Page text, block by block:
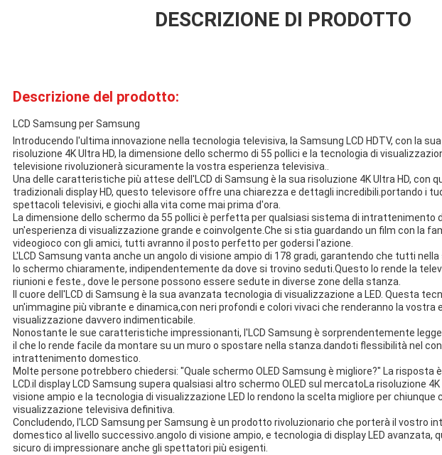
DESCRIZIONE DI PRODOTTO
Descrizione del prodotto:
LCD Samsung per Samsung
Introducendo l'ultima innovazione nella tecnologia televisiva, la Samsung LCD HDTV, con la
risoluzione 4K Ultra HD, la dimensione dello schermo di 55 pollici e la tecnologia di
televisione rivoluzionerà sicuramente la vostra esperienza televisiva..
Una delle caratteristiche più attese dell'LCD di Samsung è la sua risoluzione 4K Ultra HD, con
tradizionali display HD, questo televisore offre una chiarezza e dettagli incredibili.portando i
spettacoli televisivi, e giochi alla vita come mai prima d'ora.
La dimensione dello schermo da 55 pollici è perfetta per qualsiasi sistema di intrattenimento
un'esperienza di visualizzazione grande e coinvolgente.Che si stia guardando un film con la
videogioco con gli amici, tutti avranno il posto perfetto per godersi l'azione.
L'LCD Samsung vanta anche un angolo di visione ampio di 178 gradi, garantendo che tutti
lo schermo chiaramente, indipendentemente da dove si trovino seduti.Questo lo rende la
riunioni e feste., dove le persone possono essere sedute in diverse zone della stanza.
Il cuore dell'LCD di Samsung è la sua avanzata tecnologia di visualizzazione a LED. Questa
un'immagine più vibrante e dinamica,con neri profondi e colori vivaci che renderanno la vostra
visualizzazione davvero indimenticabile.
Nonostante le sue caratteristiche impressionanti, l'LCD Samsung è sorprendentemente
il che lo rende facile da montare su un muro o spostare nella stanza.dandoti flessibilità nel
intrattenimento domestico.
Molte persone potrebbero chiedersi: "Quale schermo OLED Samsung è migliore?" La risposta
LCD.il display LCD Samsung supera qualsiasi altro schermo OLED sul mercatoLa risoluzione 4K
visione ampio e la tecnologia di visualizzazione LED lo rendono la scelta migliore per chiunque
visualizzazione televisiva definitiva.
Concludendo, l'LCD Samsung per Samsung è un prodotto rivoluzionario che porterà il vostro
domestico al livello successivo.angolo di visione ampio, e tecnologia di display LED avanzata,
sicuro di impressionare anche gli spettatori più esigenti.